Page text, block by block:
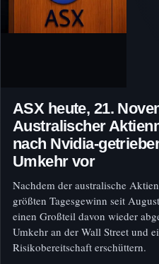
ASX heute, 21.
Australischer
nach Nvidia-
Umkehr vor
Nachdem der australische
größten Tagesgewinn seit
einen Großteil davon wieder
Umkehr an der Wall Street und
Risikobereitschaft erschüttern.